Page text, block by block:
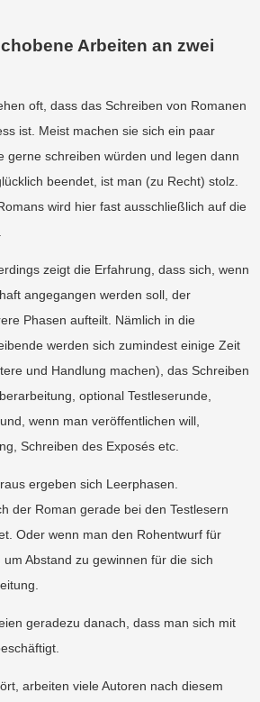
Arbeiten an zwei
oft, dass das Schreiben von Romanen
ist. Meist machen sie sich ein paar
gerne schreiben würden und legen dann
beendet, ist man (zu Recht) stolz.
wird hier fast ausschließlich auf die
zeigt die Erfahrung, dass sich, wenn
angegangen werden soll, der
Phasen aufteilt. Nämlich in die
werden sich zumindest einige Zeit
und Handlung machen), das Schreiben
optional Testleserunde,
wenn man veröffentlichen will,
Schreiben des Exposés etc.
ergeben sich Leerphasen.
der Roman gerade bei den Testlesern
Oder wenn man den Rohentwurf für
Abstand zu gewinnen für die sich
geradezu danach, dass man sich mit
arbeiten viele Autoren nach diesem